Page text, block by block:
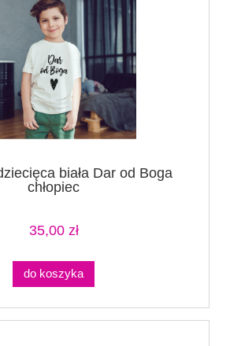
biała Dar od Boga
chłopiec
35,00 zł
do koszyka